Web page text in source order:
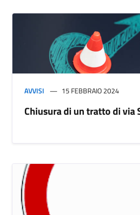
AVVISI 15 FEBBRAIO 2024
Chiusura di un tratto di via